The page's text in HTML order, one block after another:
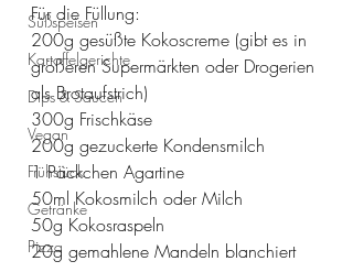
Süßspeisen
Kartoffelgerichte
Dips & Saucen
Vegan
Frühstück
Getränke
Pizza
Für die Füllung:
200g gesüßte Kokoscreme (gibt es in
größeren Supermärkten oder Drogerien
als Brotaufstrich)
300g Frischkäse
200g gezuckerte Kondensmilch
1 Päckchen Agartine
50ml Kokosmilch oder Milch
50g Kokosraspeln
20g gemahlene Mandeln blanchiert